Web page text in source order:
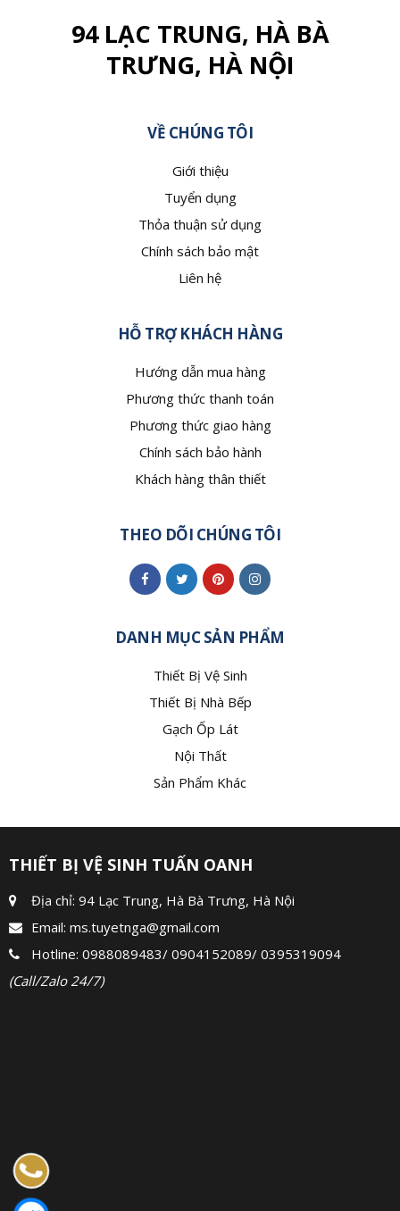
94 LẠC TRUNG, HÀ BÀ
TRƯNG, HÀ NỘI
VỀ CHÚNG TÔI
Giới thiệu
Tuyển dụng
Thỏa thuận sử dụng
Chính sách bảo mật
Liên hệ
HỖ TRỢ KHÁCH HÀNG
Hướng dẫn mua hàng
Phương thức thanh toán
Phương thức giao hàng
Chính sách bảo hành
Khách hàng thân thiết
THEO DÕI CHÚNG TÔI
DANH MỤC SẢN PHẨM
Thiết Bị Vệ Sinh
Thiết Bị Nhà Bếp
Gạch Ốp Lát
Nội Thất
Sản Phẩm Khác
THIẾT BỊ VỆ SINH TUẤN OANH
Địa chỉ: 94 Lạc Trung, Hà Bà Trưng, Hà Nội
Email: ms.tuyetnga@gmail.com
Hotline: 0988089483/ 0904152089/ 0395319094
(Call/Zalo 24/7)